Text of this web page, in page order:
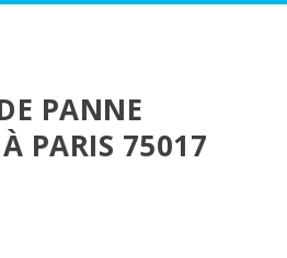
PANNE
PARIS 75017